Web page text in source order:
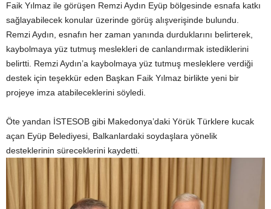
Faik Yılmaz ile görüşen Remzi Aydın Eyüp bölgesinde esnafa katkı
sağlayabilecek konular üzerinde görüş alışverişinde bulundu.
Remzi Aydın, esnafın her zaman yanında durduklarını belirterek,
kaybolmaya yüz tutmuş meslekleri de canlandırmak istediklerini
belirtti. Remzi Aydın’a kaybolmaya yüz tutmuş mesleklere verdiği
destek için teşekkür eden Başkan Faik Yılmaz birlikte yeni bir
projeye imza atabileceklerini söyledi.
Öte yandan İSTESOB gibi Makedonya’daki Yörük Türklere kucak
açan Eyüp Belediyesi, Balkanlardaki soydaşlara yönelik
desteklerinin süreceklerini kaydetti.